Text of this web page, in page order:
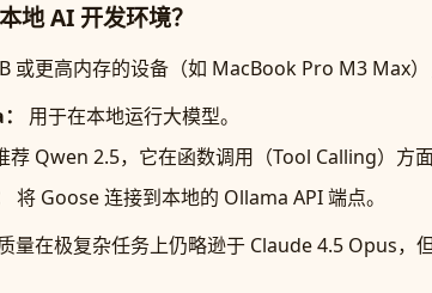
地 AI 开发环境？
或更高内存的设备（如 MacBook Pro M3 Max）
用于在本地运行大模型。
荐 Qwen 2.5，它在函数调用（Tool Calling）方面
将 Goose 连接到本地的 Ollama API 端点。
量在极复杂任务上仍略逊于 Claude 4.5 Opus，